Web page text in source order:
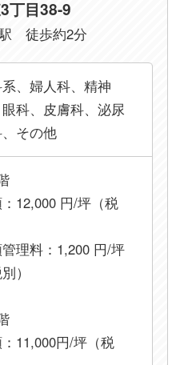
丁目38-9
徒歩約2分
、婦人科、精神
科、皮膚科、泌尿
その他
：12,000 円/坪（税
管理料：1,200 円/坪
）
：11,000円/坪（税